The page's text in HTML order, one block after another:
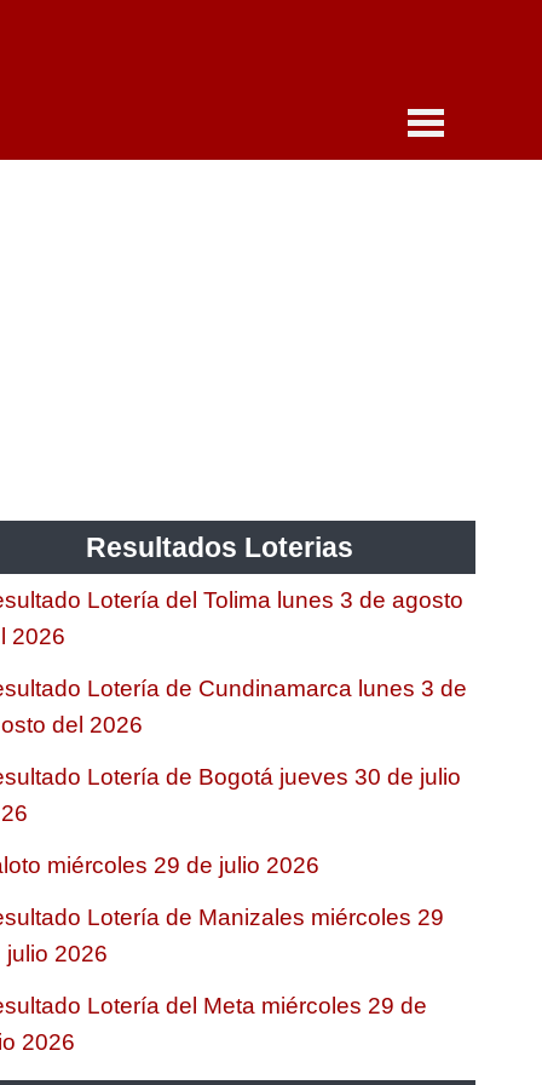
Resultados Loterias
Lotería del Tolima lunes 3 de agosto
2026
Lotería de Cundinamarca lunes 3 de
del 2026
Lotería de Bogotá jueves 30 de julio
miércoles 29 de julio 2026
Lotería de Manizales miércoles 29
julio 2026
Lotería del Meta miércoles 29 de
2026